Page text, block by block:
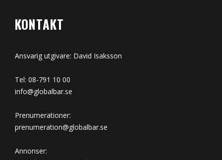
KONTAKT
Ansvarig utgivare: David Isaksson
Tel: 08-791 10 00
info@globalbar.se
Prenumerationer:
prenumeration@globalbar.se
Annonser: